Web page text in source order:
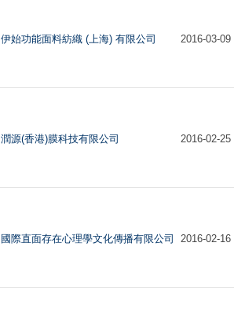
伊始功能面料紡織 (上海) 有限公司 2016-03-09
潤源(香港)膜科技有限公司 2016-02-25
國際直面存在心理學文化傳播有限公司 2016-02-16